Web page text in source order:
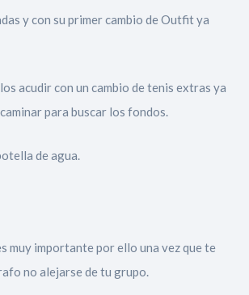
y con su primer cambio de Outfit ya
acudir con un cambio de tenis extras ya
para buscar los fondos.
de agua.
muy importante por ello una vez que te
no alejarse de tu grupo.